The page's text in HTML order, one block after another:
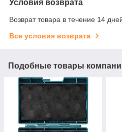
Условия возврата
Возврат товара в течение 14
Все условия возврата
Подобные товары